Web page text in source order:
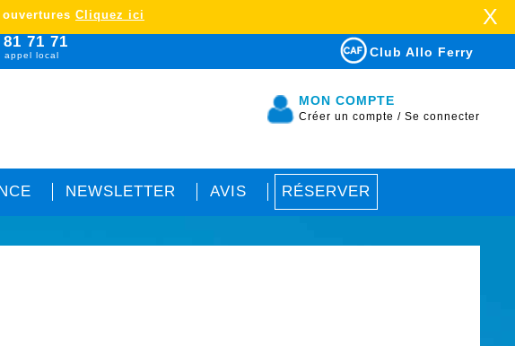
71 71
appel local Club Allo Ferry
MON COMPTE
Créer un compte / Se connecter
NEWSLETTER AVIS RÉSERVER
Cliquez ici X